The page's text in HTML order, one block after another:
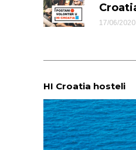
17/06/2020
HI Croatia hosteli